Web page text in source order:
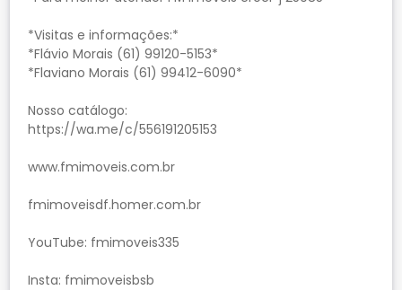
*Visitas e informações:*
*Flávio Morais (61) 99120-5153*
*Flaviano Morais (61) 99412-6090*
Nosso catálogo:
https://wa.me/c/556191205153
www.fmimoveis.com.br
fmimoveisdf.homer.com.br
YouTube: fmimoveis335
Insta: fmimoveisbsb